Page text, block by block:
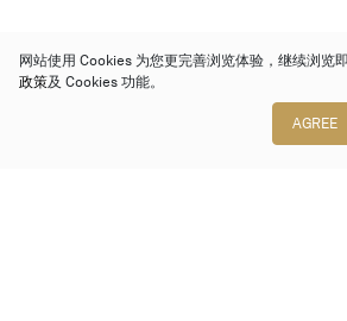
网站使用 Cookies 为您更完善浏览体验，继续浏览
政策及 Cookies 功能。
AGREE